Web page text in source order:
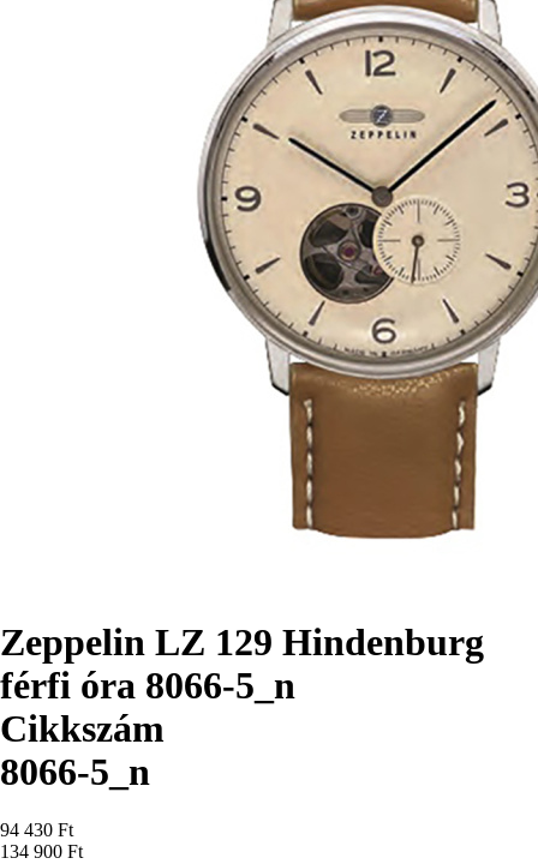
Zeppelin LZ 129 Hindenburg
férfi óra 8066-5_n
Cikkszám
8066-5_n
Ár
94 430 Ft
134 900 Ft